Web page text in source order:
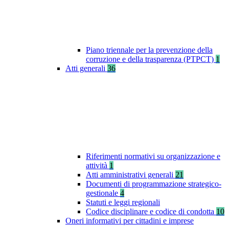
Piano triennale per la prevenzione della
corruzione e della trasparenza (PTPCT) 1
Atti generali 36
Riferimenti normativi su organizzazione e
attività 1
Atti amministrativi generali 21
Documenti di programmazione strategico-
gestionale 4
Statuti e leggi regionali
Codice disciplinare e codice di condotta 10
Oneri informativi per cittadini e imprese